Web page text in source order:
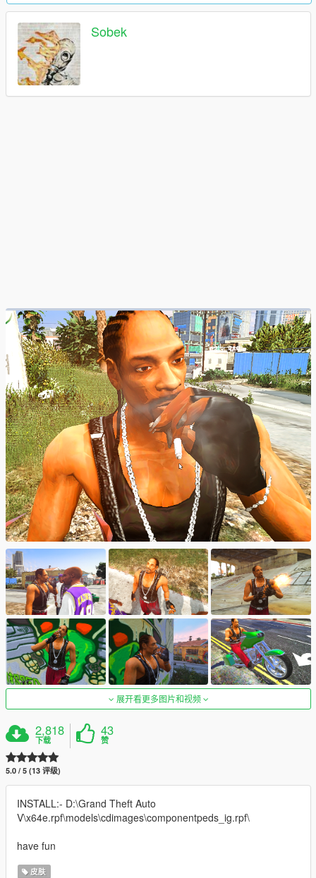
Sobek
展开看更多图片和视频
2,818
下载
43
赞
5.0 / 5 (13 评级)
INSTALL:- D:\Grand Theft Auto
V\x64e.rpf\models\cdimages\componentpeds_ig.rpf\
have fun
皮肤